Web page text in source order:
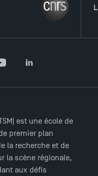
LE
LinkedIn
est une école de
premier plan
la recherche et de
la scène régionale,
aux défis